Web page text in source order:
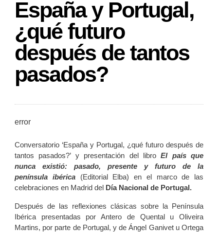
España y Portugal,
¿qué futuro
después de tantos
pasados?
error
Conversatorio ‘España y Portugal, ¿qué futuro después de
tantos pasados?’ y presentación del libroEl país que
nunca existió: pasado, presente y futuro de la
península ibérica(Editorial Elba) en el marco de las
celebraciones en Madrid del Día Nacional de Portugal.
Después de las reflexiones clásicas sobre la Península
Ibérica presentadas por Antero de Quental u Oliveira
Martins, por parte de Portugal, y de Ángel Ganivet u Ortega